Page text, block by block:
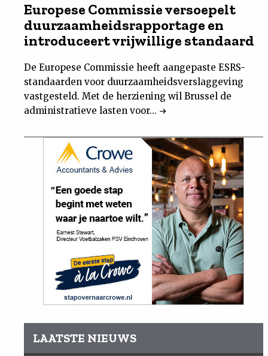
Europese Commissie versoepelt
duurzaamheidsrapportage en
introduceert vrijwillige standaard
De Europese Commissie heeft aangepaste ESRS-
standaarden voor duurzaamheidsverslaggeving
vastgesteld. Met de herziening wil Brussel de
administratieve lasten voor...
LAATSTE NIEUWS